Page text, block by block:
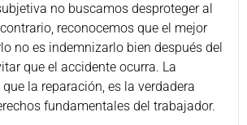
no buscamos desproteger al
reconocemos que el mejor
no es indemnizarlo bien después del
que el accidente ocurra. La
la reparación, es la verdadera
fundamentales del trabajador.